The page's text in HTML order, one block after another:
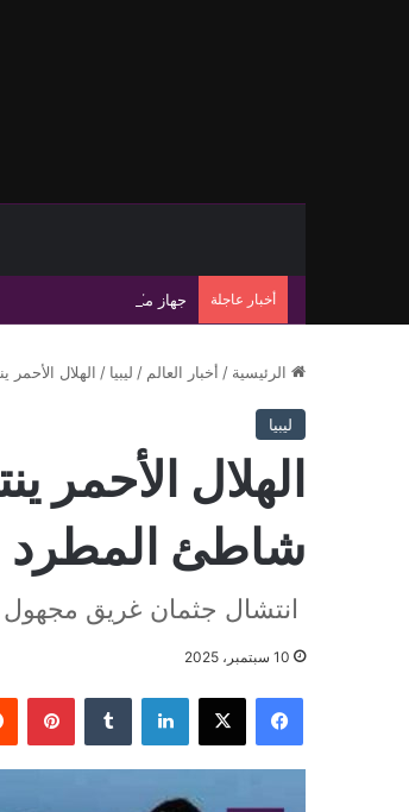
أخبار عاجلة جهاز مكافحة الهجرة غير الشرعية يضبط 15 مهاجرًا غير شرعي على
الرئيسية / أخبار العالم / ليبيا / الهلال
ليبيا
الهلال
شاطئ المطرد
انتشال جثمان غريق مجهول
10 سبتمبر، 2025
فيسبوك ‫X لينكدإن